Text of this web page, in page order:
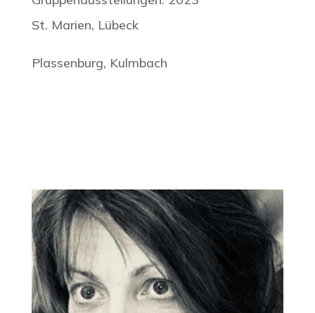
St. Marien, Lübeck
Plassenburg, Kulmbach